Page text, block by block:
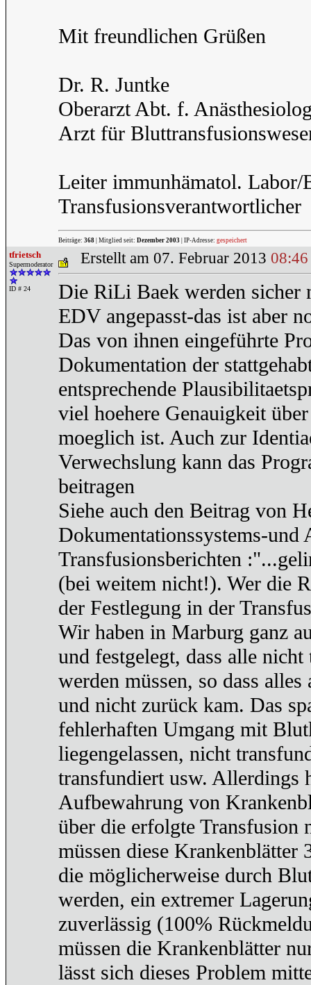
Mit freundlichen Grüßen
Dr. R. Juntke
Oberarzt Abt. f.
Arzt für
Leiter immunhämatol. Labor/
Transfusionsverantwortlicher
Beiträge: 368 | Mitglied seit: Dezember 2003 | IP-Adresse: gespeichert
tfrietsch
Supermoderator
ID # 24
Erstellt am 07. Februar 2013 08:46
Die RiLi Baek werden sicher
EDV angepasst-das ist aber
Das von ihnen eingeführte
Dokumentation der
entsprechende
viel hoehere Genauigkeit
moeglich ist. Auch zur
Verwechslung kann das
beitragen
Siehe auch den Beitrag von
Dokumentationssystems-
Transfusionsberichten
(bei weitem nicht!). Wer die
der Festlegung in der
Wir haben in Marburg ganz
und festgelegt, dass alle
werden müssen, so dass
und nicht zurück kam. Das
fehlerhaften Umgang mit
liegengelassen, nicht
transfundiert usw. Allerdings
Aufbewahrung von
über die erfolgte
müssen diese
die möglicherweise durch
werden, ein extremer
zuverlässig (100%
müssen die Krankenblätter
lässt sich dieses Problem